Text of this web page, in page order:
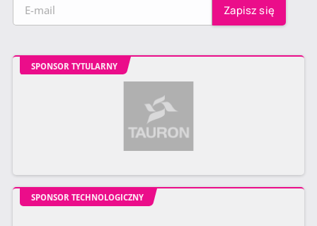
SPONSOR TYTULARNY
SPONSOR TECHNOLOGICZNY